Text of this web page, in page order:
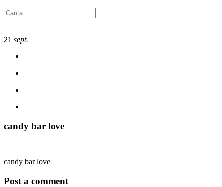
21 sept.
candy bar love
candy bar love
Post a comment